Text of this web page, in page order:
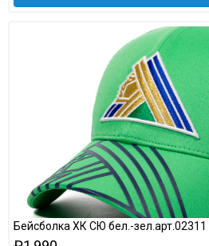
Бейсболка ХК СЮ бел.-зел.арт.02311